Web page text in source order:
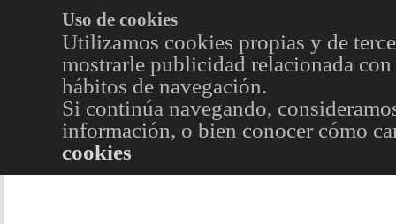
Uso de cookies
Utilizamos cookies propias y de
mostrarle publicidad relacionada
hábitos de navegación.
Si continúa navegando,
información, o bien conocer cómo
cookies